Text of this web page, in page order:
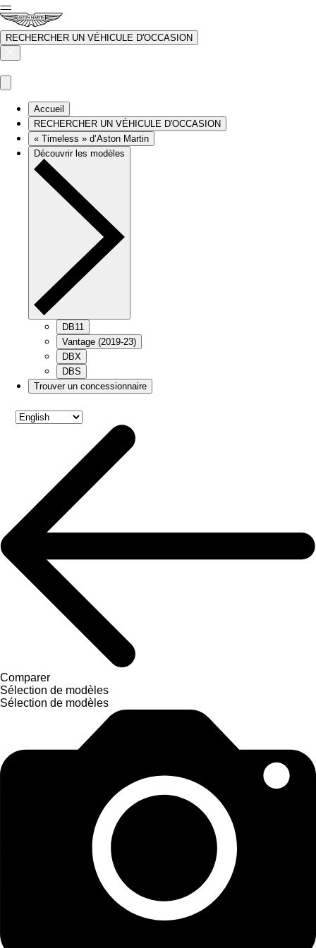
RECHERCHER UN VÉHICULE D'OCCASION
Accueil
RECHERCHER UN VÉHICULE D'OCCASION
« Timeless » d’Aston Martin
Découvrir les modèles
DB11
Vantage (2019-23)
DBX
DBS
Trouver un concessionnaire
Comparer
Sélection de modèles
Sélection de modèles